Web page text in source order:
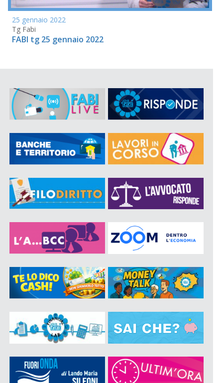
25 gennaio 2022
Tg Fabi
FABI tg 25 gennaio 2022